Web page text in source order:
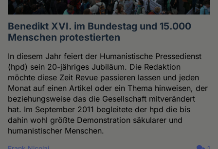
Benedikt XVI. im Bundestag und 15.000
Menschen protestierten
In diesem Jahr feiert der Humanistische Pressedienst
(hpd) sein 20-jähriges Jubiläum. Die Redaktion
möchte diese Zeit Revue passieren lassen und jeden
Monat auf einen Artikel oder ein Thema hinweisen, der
beziehungsweise das die Gesellschaft mitverändert
hat. Im September 2011 begleitete der hpd die bis
dahin wohl größte Demonstration säkularer und
humanistischer Menschen.